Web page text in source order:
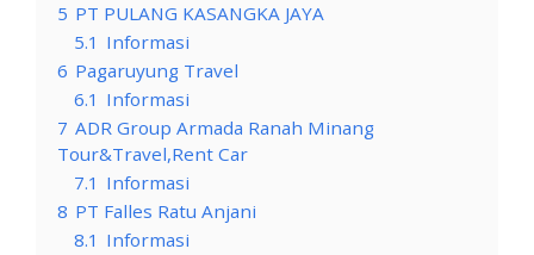
5 PT PULANG KASANGKA JAYA
5.1 Informasi
6 Pagaruyung Travel
6.1 Informasi
7 ADR Group Armada Ranah Minang
Tour&Travel,Rent Car
7.1 Informasi
8 PT Falles Ratu Anjani
8.1 Informasi